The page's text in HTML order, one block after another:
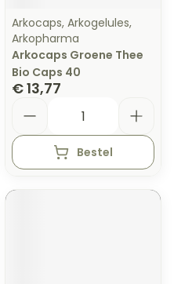
Arkocaps, Arkogelules,
Arkopharma
Arkocaps Groene Thee
Bio Caps 40
€ 13,77
Bestel